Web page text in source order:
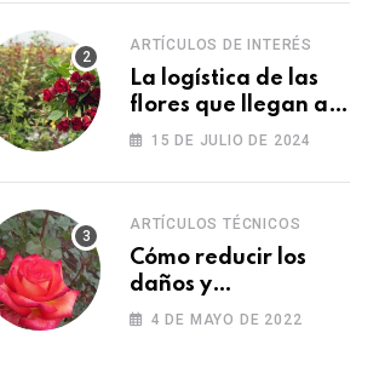
ARTÍCULOS DE INTERÉS
La logística de las
flores que llegan a
los Estados Unidos
15 DE JULIO DE 2024
ARTÍCULOS TÉCNICOS
Cómo reducir los
daños y
afectaciones
4 DE MAYO DE 2022